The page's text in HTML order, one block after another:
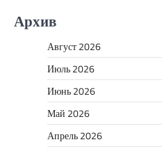
Архив
Август 2026
Июль 2026
Июнь 2026
Май 2026
Апрель 2026